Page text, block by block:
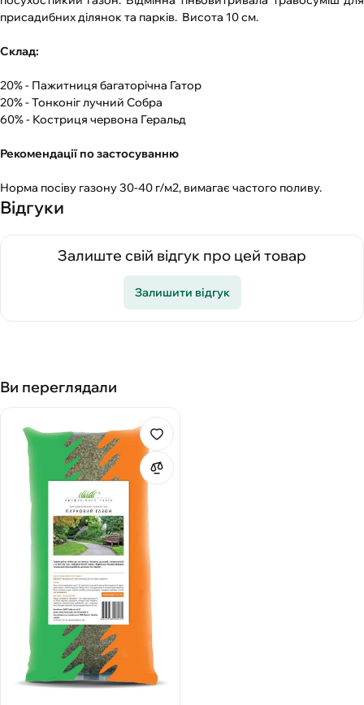
присадибних ділянок та парків. Висота 10 см.
Склад:
20% - Пажитниця багаторічна Гатор
20% - Тонконіг лучний Собра
60% - Костриця червона Геральд
Рекомендації по застосуванню
Норма посіву газону 30-40 г/м2, вимагає частого поливу.
Відгуки
Залиште свій відгук про цей товар
Залишити відгук
Ви переглядали